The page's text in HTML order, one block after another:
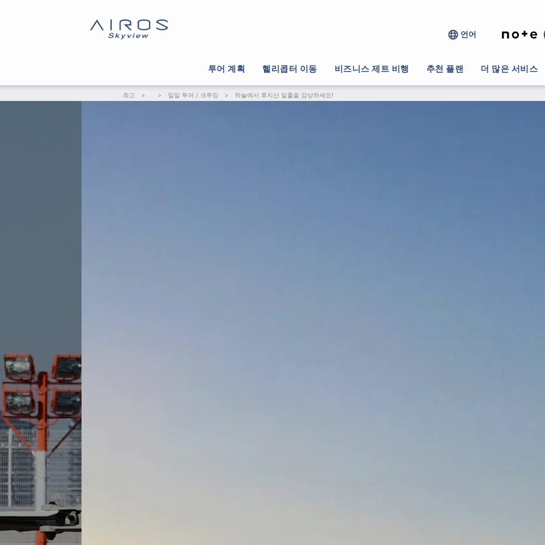
언어
투어 계획 헬리콥터 이동 비즈니스 제트 비행 추천 플랜 더 많은 서비스
최고 > > 일일 투어 / 크루징 > 하늘에서 후지산 일출을 감상하세요!